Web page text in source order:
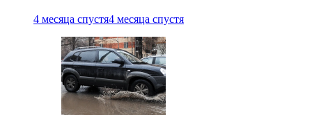
4 месяца спустя4 месяца спустя